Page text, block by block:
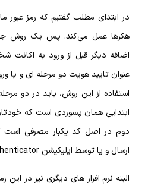
در ابتدای مطلب گفتیم که رمز عبور
هکر‌ها عمل می‌کند. پس یک روش
اضافه دیگر قبل از ورود به اکانت
عنوان تایید هویت دو مرحله‌ ای و یا
استفاده از این روش، باید در دو
ابتدایی همان پسوردی است که خودتان
دوم در اصل کد یکبار مصرفی است
ارسال و یا توسط اپلیکیشن App Authenticator ایجاد می‌شود.
البته نرم‌ افزار‌ های دیگری نیز در این